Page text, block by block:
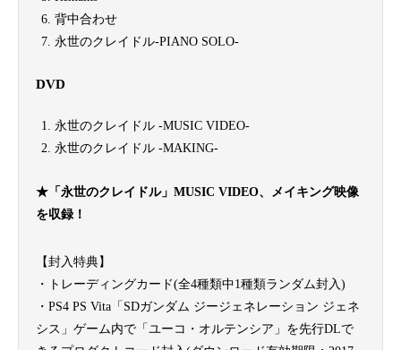
背中合わせ
永世のクレイドル-PIANO SOLO-
DVD
永世のクレイドル -MUSIC VIDEO-
永世のクレイドル -MAKING-
★「永世のクレイドル」MUSIC VIDEO、メイキング映像
を収録！
【封入特典】
・トレーディングカード(全4種類中1種類ランダム封入)
・PS4 PS Vita「SDガンダム ジージェネレーション ジェネ
シス」ゲーム内で「ユーコ・オルテンシア」を先行DLで